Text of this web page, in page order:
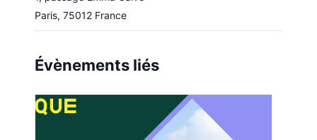
Paris, 75012 France
Évènements liés